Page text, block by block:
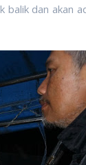
dan akan